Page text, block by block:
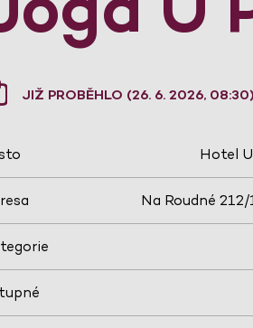
JIŽ PROBĚHLO (26. 6. 2026, 08:30)
Hotel
Na Roudné 212/